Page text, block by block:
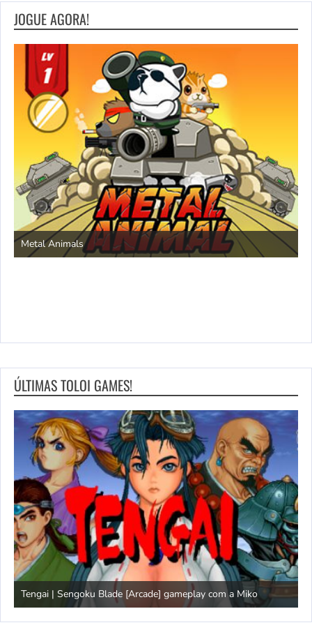
JOGUE AGORA!
Metal Animals
ÚLTIMAS TOLOI GAMES!
Tengai | Sengoku Blade [Arcade] gameplay com a Miko